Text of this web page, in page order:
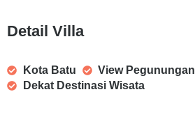
Detail Villa
Kota Batu
View Pegunungan
Dekat Destinasi Wisata